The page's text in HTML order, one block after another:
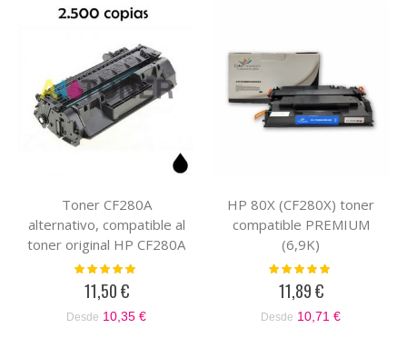
Toner CF280A
alternativo, compatible al
toner original HP CF280A
( 80A ) Negro
Valoración:
11,50 €
Desde 10,35 €
HP 80X (CF280X) toner
compatible PREMIUM
(6,9K)
Valoración:
11,89 €
Desde 10,71 €